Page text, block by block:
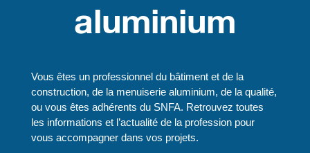
aluminium
Vous êtes un professionnel du bâtiment et de la
construction, de la menuiserie aluminium, de la qualité,
ou vous êtes adhérents du SNFA. Retrouvez toutes
les informations et l’actualité de la profession pour
vous accompagner dans vos projets.